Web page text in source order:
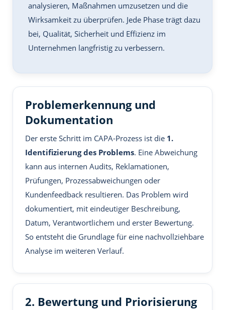
analysieren, Maßnahmen umzusetzen und die
Wirksamkeit zu überprüfen. Jede Phase trägt dazu
bei, Qualität, Sicherheit und Effizienz im
Unternehmen langfristig zu verbessern.
Problemerkennung und
Dokumentation
Der erste Schritt im CAPA-Prozess ist die 1.
Identifizierung des Problems. Eine Abweichung
kann aus internen Audits, Reklamationen,
Prüfungen, Prozessabweichungen oder
Kundenfeedback resultieren. Das Problem wird
dokumentiert, mit eindeutiger Beschreibung,
Datum, Verantwortlichem und erster Bewertung.
So entsteht die Grundlage für eine nachvollziehbare
Analyse im weiteren Verlauf.
2. Bewertung und Priorisierung